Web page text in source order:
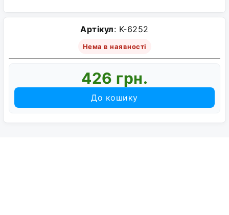
Артікул: K-6252
Нема в наявності
426 грн.
До кошику